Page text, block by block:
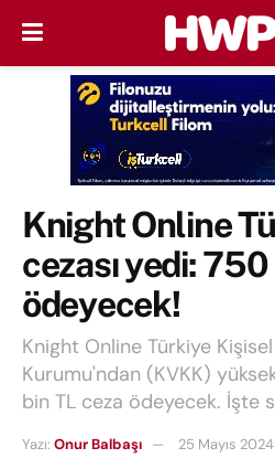
Knight Online
cezası yedi:
ödeyecek!
Knight Online Türkiye
Kurumu'ndan (KVKK)
bin TL ceza ödeyecek. İşte
Yazı: Onur Balbaşı 25 Mayıs 2024